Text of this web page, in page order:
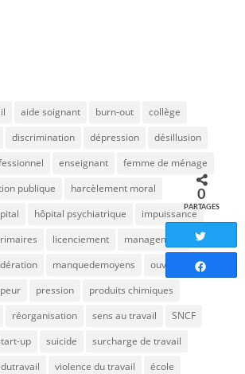
aide soignant burn-out
collège
discrimination dépression
désillusion
enseignant
femme de ménage
publique
harcèlement moral
hôpital psychiatrique
impuissance
licenciement
management
manquedemoyens
ouvrier
peur pression
produits chimiques
réorganisation sens au travail
SNCF
up suicide
surcharge de travail
violence du travail
école
0
PARTAGES